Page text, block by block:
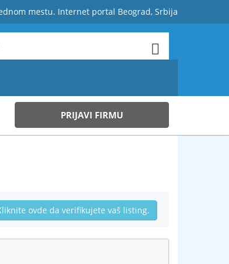
mestu. Internet portal Beograd, Srbija
PRIJAVI FIRMU
ovde da verifikujete vaš listing.